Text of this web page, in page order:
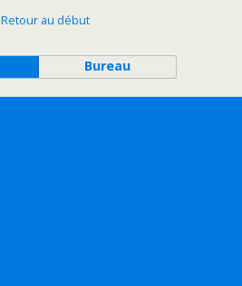
Retour au début
Bureau